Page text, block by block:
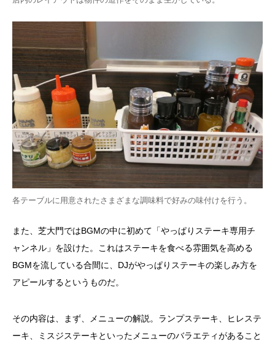
各テーブルに用意されたさまざまな調味料で好みの味付けを行う。
また、芝大門ではBGMの中に初めて「やっぱりステーキ専用チ
ャンネル」を設けた。これはステーキを食べる雰囲気を高める
BGMを流している合間に、 DJがやっぱりステーキの楽しみ方を
アピールするというものだ。
その内容は、まず、メニューの解説。ランプステーキ、ヒレステ
ーキ、ミスジステーキといったメニューのバラエティがあること